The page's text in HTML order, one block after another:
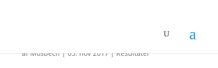
afMosbech|05. nov 2017|Resultater